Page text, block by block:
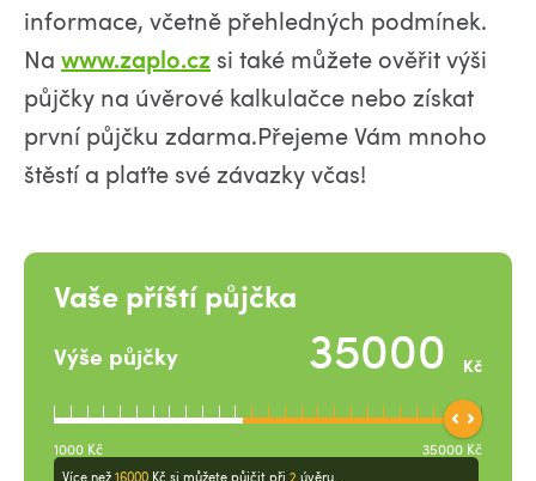
informace, včetně přehledných podmínek.
Na www.zaplo.cz si také můžete ověřit výši
půjčky na úvěrové kalkulačce nebo získat
první půjčku zdarma.Přejeme Vám mnoho
štěstí a plaťte své závazky včas!
Vaše příští půjčka
Výše půjčky Kč
1000 Kč 35000 Kč
Více než 16000 Kč si můžete půjčit při 2 úvěru.